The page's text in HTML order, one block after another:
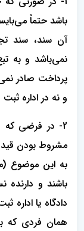
باشد حتماً
آن سند، سند
نمی‌باشد و به
پرداخت صادر
و نه در اداره
2- در فرضی
مشروط بودن قید
به این موضوع
باشند و
دادگاه یا اداره
همان فردی که